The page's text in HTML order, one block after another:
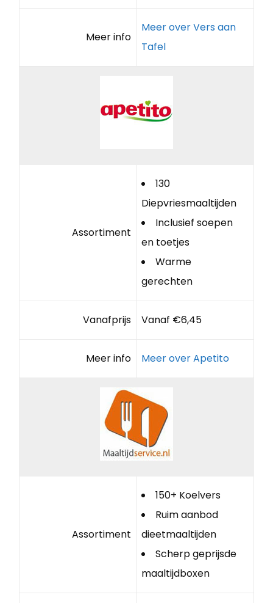
Meer info
Meer over Vers aan
Tafel
Assortiment
130
Diepvriesmaaltijden
Inclusief soepen
en toetjes
Warme
gerechten
Vanafprijs Vanaf €6,45
Meer info Meer over Apetito
Assortiment
150+ Koelvers
Ruim aanbod
dieetmaaltijden
Scherp geprijsde
maaltijdboxen